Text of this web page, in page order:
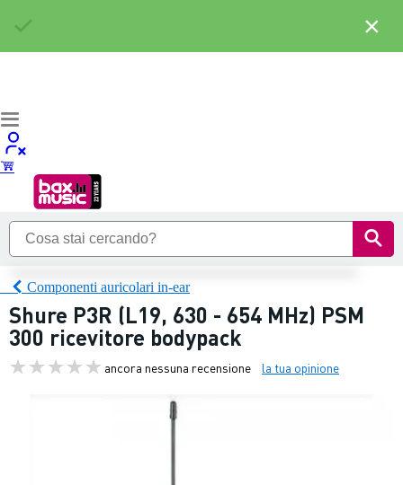
Componenti auricolari in-ear
Shure P3R (L19, 630 - 654 MHz) PSM
300 ricevitore bodypack
ancora nessuna recensione la tua opinione
×